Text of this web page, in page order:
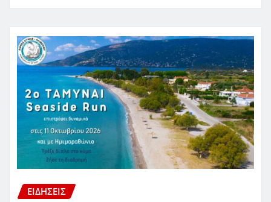
ΕΙΔΗΣΕΙΣ